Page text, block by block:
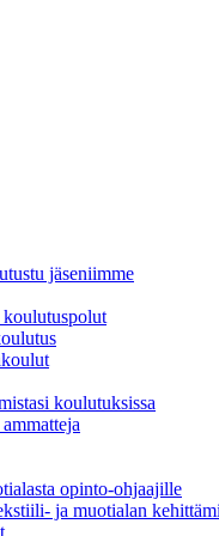
jäseniimme
koulutuksissa
opinto-ohjaajille
ja muotialan